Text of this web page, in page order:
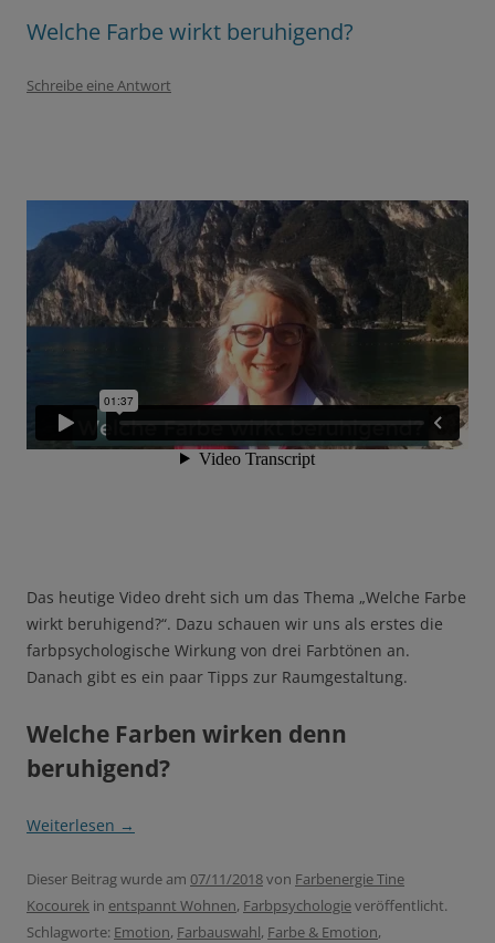
Welche Farbe wirkt beruhigend?
Schreibe eine Antwort
Das heutige Video dreht sich um das Thema „Welche Farbe
wirkt beruhigend?“. Dazu schauen wir uns als erstes die
farbpsychologische Wirkung von drei Farbtönen an.
Danach gibt es ein paar Tipps zur Raumgestaltung.
Welche Farben wirken denn
beruhigend?
Weiterlesen →
Dieser Beitrag wurde am 07/11/2018von Farbenergie Tine
Kocourek in entspannt Wohnen, Farbpsychologieveröffentlicht.
Schlagworte: Emotion, Farbauswahl, Farbe & Emotion,